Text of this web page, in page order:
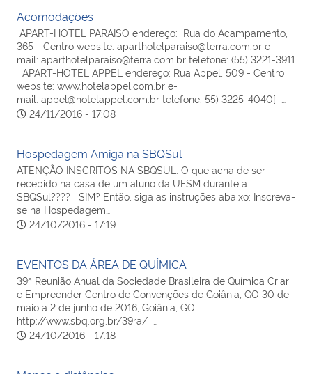
Planalto
Acomodações
APART-HOTEL PARAISO endereço: Rua do Acampamento,
365 - Centro website: aparthotelparaiso@terra.com.br e-
mail: aparthotelparaiso@terra.com.br telefone: (55) 3221-3911
APART-HOTEL APPEL endereço: Rua Appel, 509 - Centro
website: www.hotelappel.com.br e-
mail: appel@hotelappel.com.br telefone: 55) 3225-4040[ …
24/11/2016 - 17:08
Hospedagem Amiga na SBQSul
ATENÇÃO INSCRITOS NA SBQSUL: O que acha de ser
recebido na casa de um aluno da UFSM durante a
SBQSul???? SIM? Então, siga as instruções abaixo: Inscreva-
se na Hospedagem…
24/10/2016 - 17:19
EVENTOS DA ÁREA DE QUÍMICA
39ª Reunião Anual da Sociedade Brasileira de Química Criar
e Empreender Centro de Convenções de Goiânia, GO 30 de
maio a 2 de junho de 2016, Goiânia, GO
http://www.sbq.org.br/39ra/ …
24/10/2016 - 17:18